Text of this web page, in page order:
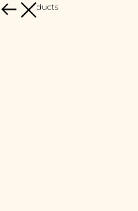
More products